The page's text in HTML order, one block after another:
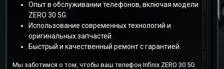
Опыт в обслуживании телефонов, включая модели
ZERO 30 5G.
Использование современных технологий и
оригинальных запчастей.
Быстрый и качественный ремонт с гарантией.
Мы заботимся о том, чтобы ваш телефон Infinix ZERO 30 5G